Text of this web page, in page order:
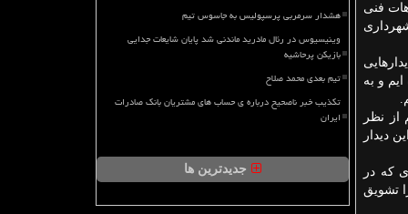
فنی
و به
از نظر
دیدار
كه در
تشویق
هشدار سرمربی پرسپولیس به جاسوس تیم
وینیسیوس در رئال مادرید ماندنی شد پایان شایعات جدایی
بازیکن پرحاشیه
تیم بعدی محمد صلاح
تکذیب خبر ناصحیح درباره ی حساب های مشتریان بانک صادرات
ایران
جدیدترین ها